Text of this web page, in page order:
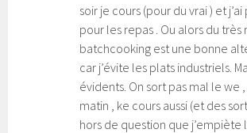
soir je cours (pour du vrai ) et
pour les repas . Ou alors du très
batchcooking est une bonne
car j’évite les plats industriels.
évidents. On sort pas mal le we
matin , ke cours aussi (et des
hors de question que j’empiète